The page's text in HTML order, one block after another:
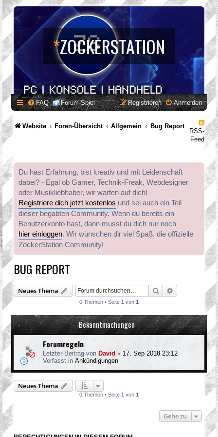
*ZOCKERSTATION
FAQ Forum-Spiel Anmelden
Registrieren
Website Foren-Übersicht Allgemein Bug Report
RSS-
Feed
Du hast Erfahrung, bist kreativ und mit Leidenschaft
dabei? - Egal ob Gamer, Technik-Freak, Webdesigner
oder Musikliebhaber, wir warten auf dich! -
Registriere dich jetzt kostenlos und sei auch ein Teil
dieser begabten Community. Wenn du bereits ein
Benutzerkonto hast, dann musst du dich nur noch
hier einloggen. Wir wünschen dir viel Spaß, die offizielle
ZockerStation Community!
BUG REPORT
Neues Thema Suche Erweiterte
0 Themen • Seite 1 von 1
Bekanntmachungen
Forumregeln
Letzter Beitrag von David « 17. Sep 2018 23:12
Verfasst in Ankündigungen
Neues Thema
0 Themen • Seite 1 von 1
Gehe zu